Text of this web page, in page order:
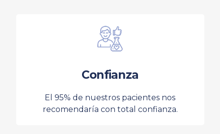
Confianza
El 95% de nuestros pacientes nos
recomendaría con total confianza.